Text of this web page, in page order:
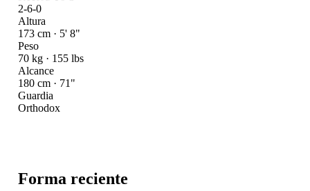
2-6-0
Altura
173 cm · 5' 8"
Peso
70 kg · 155 lbs
Alcance
180 cm · 71"
Guardia
Orthodox
Forma reciente